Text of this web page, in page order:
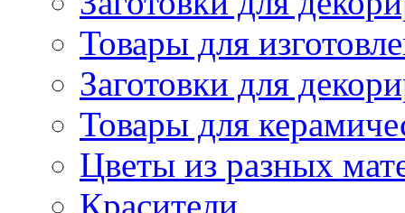
Товары для
Заготовки для
Товары для
Цветы из разных
Красители